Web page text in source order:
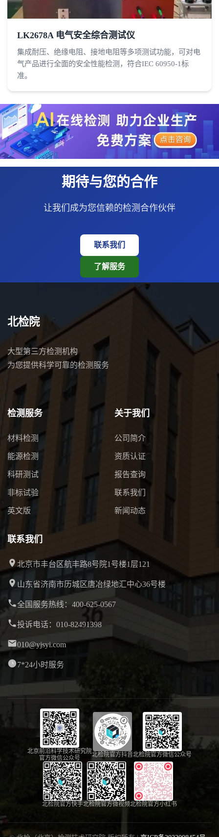
LK2678A 电气安全综合测试仪
集成耐压、绝缘电阻、接地电阻等多项测试功能，可对电
气产品进行全面的安全性能检测，符合IEC 60950-1标
准。
期待与您的合作
让我们成为您信赖的检测合作伙伴
联系我们
了解服务
北检院
大型第三方检测机构
为您提供科学可靠的检测服务
检测服务
材料检测
能源检测
科研测试
非标试验
英文版
关于我们
公司简介
资质认证
报告查询
联系我们
新闻动态
联系我们
北京市丰台区航丰路8号院1号楼1层121
山东省济南市历城区唐冶绿地汇中心36号楼
全国服务热线：400-625-0567
投诉电话：010-82491398
010@yjsyi.com
7*24小时服务
北京前沿科学技术研究院
官方微信公众号
北检院官方抖音北检院官方微信公众号
北检院官方快手北检院官方微视频北检院官方小红书